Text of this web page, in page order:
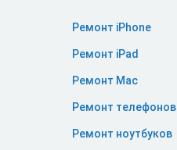
Ремонт iPhone
Ремонт iPad
Ремонт Mac
Ремонт телефонов
Ремонт ноутбуков